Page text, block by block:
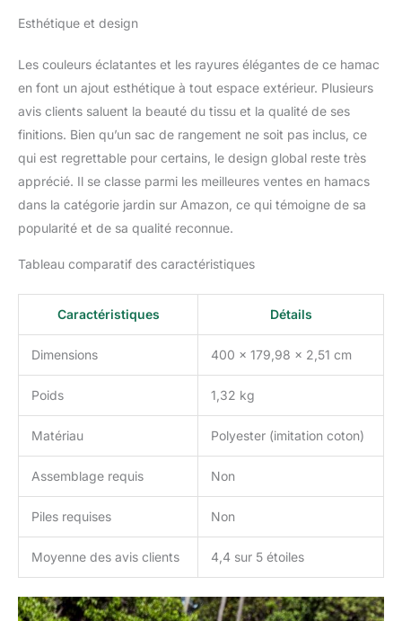
Esthétique et design
Les couleurs éclatantes et les rayures élégantes de ce hamac
en font un ajout esthétique à tout espace extérieur. Plusieurs
avis clients saluent la beauté du tissu et la qualité de ses
finitions. Bien qu’un sac de rangement ne soit pas inclus, ce
qui est regrettable pour certains, le design global reste très
apprécié. Il se classe parmi les meilleures ventes en hamacs
dans la catégorie jardin sur Amazon, ce qui témoigne de sa
popularité et de sa qualité reconnue.
Tableau comparatif des caractéristiques
Caractéristiques Détails
Dimensions 400 x 179,98 x 2,51 cm
Poids 1,32 kg
Matériau Polyester (imitation coton)
Assemblage requis Non
Piles requises Non
Moyenne des avis clients 4,4 sur 5 étoiles